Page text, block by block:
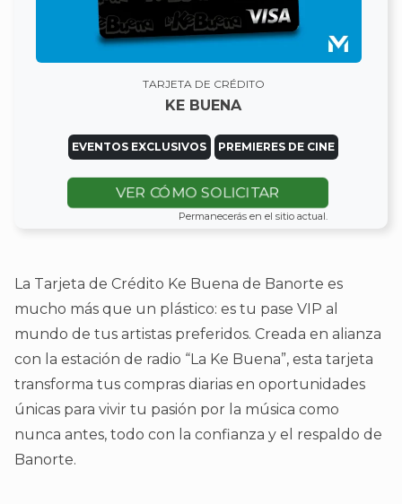
TARJETA DE CRÉDITO
KE BUENA
EVENTOS EXCLUSIVOS PREMIERES DE CINE
VER CÓMO SOLICITAR
Permanecerás en el sitio actual.
La Tarjeta de Crédito Ke Buena de Banorte es
mucho más que un plástico: es tu pase VIP al
mundo de tus artistas preferidos. Creada en alianza
con la estación de radio “La Ke Buena”, esta tarjeta
transforma tus compras diarias en oportunidades
únicas para vivir tu pasión por la música como
nunca antes, todo con la confianza y el respaldo de
Banorte.